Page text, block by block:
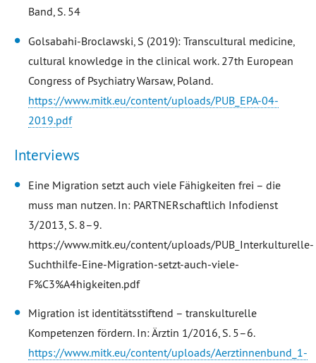
Band, S. 54
Golsabahi-Broclawski, S (2019): Transcultural medicine,
cultural knowledge in the clinical work. 27th European
Congress of Psychiatry Warsaw, Poland.
https://www.mitk.eu/content/uploads/PUB_EPA-04-
2019.pdf
Interviews
Eine Migration setzt auch viele Fähigkeiten frei – die
muss man nutzen. In: PARTNERschaftlich Infodienst
3/2013, S. 8–9.
https://www.mitk.eu/content/uploads/PUB_Interkulturelle-
Suchthilfe-Eine-Migration-setzt-auch-viele-
F%C3%A4higkeiten.pdf
Migration ist identitätsstiftend – transkulturelle
Kompetenzen fördern. In: Ärztin 1/2016, S. 5–6.
https://www.mitk.eu/content/uploads/Aerztinnenbund_1-